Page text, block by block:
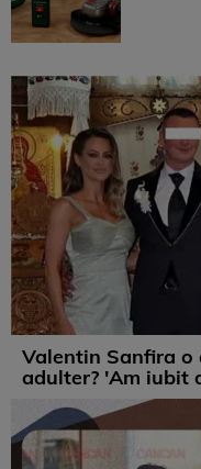
Valentin Sanfira o
adulter? 'Am iubit